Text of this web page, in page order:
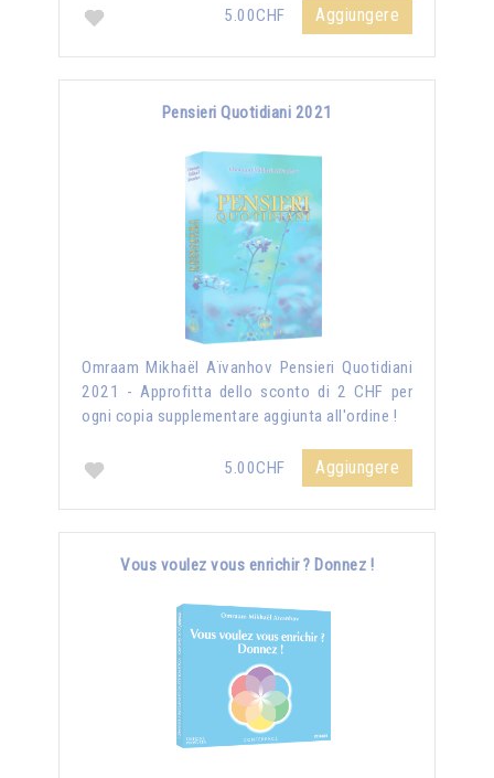
5.00CHF Aggiungere
Pensieri Quotidiani 2021
Omraam Mikhaël Aïvanhov Pensieri Quotidiani
2021 - Approfitta dello sconto di 2 CHF per
ogni copia supplementare aggiunta all'ordine !
5.00CHF Aggiungere
Vous voulez vous enrichir ? Donnez !